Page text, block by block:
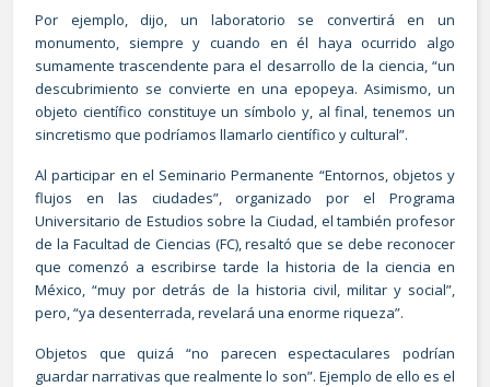
Por ejemplo, dijo, un laboratorio se convertirá en un
monumento, siempre y cuando en él haya ocurrido algo
sumamente trascendente para el desarrollo de la ciencia, “un
descubrimiento se convierte en una epopeya. Asimismo, un
objeto científico constituye un símbolo y, al final, tenemos un
sincretismo que podríamos llamarlo científico y cultural”.
Al participar en el Seminario Permanente “Entornos, objetos y
flujos en las ciudades”, organizado por el Programa
Universitario de Estudios sobre la Ciudad, el también profesor
de la Facultad de Ciencias (FC), resaltó que se debe reconocer
que comenzó a escribirse tarde la historia de la ciencia en
México, “muy por detrás de la historia civil, militar y social”,
pero, “ya desenterrada, revelará una enorme riqueza”.
Objetos que quizá “no parecen espectaculares podrían
guardar narrativas que realmente lo son”. Ejemplo de ello es el